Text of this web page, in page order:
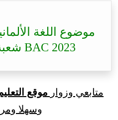
BAC 2023 شعبة لغات أجنبية
متابعي وزوار موقع
وسهلا